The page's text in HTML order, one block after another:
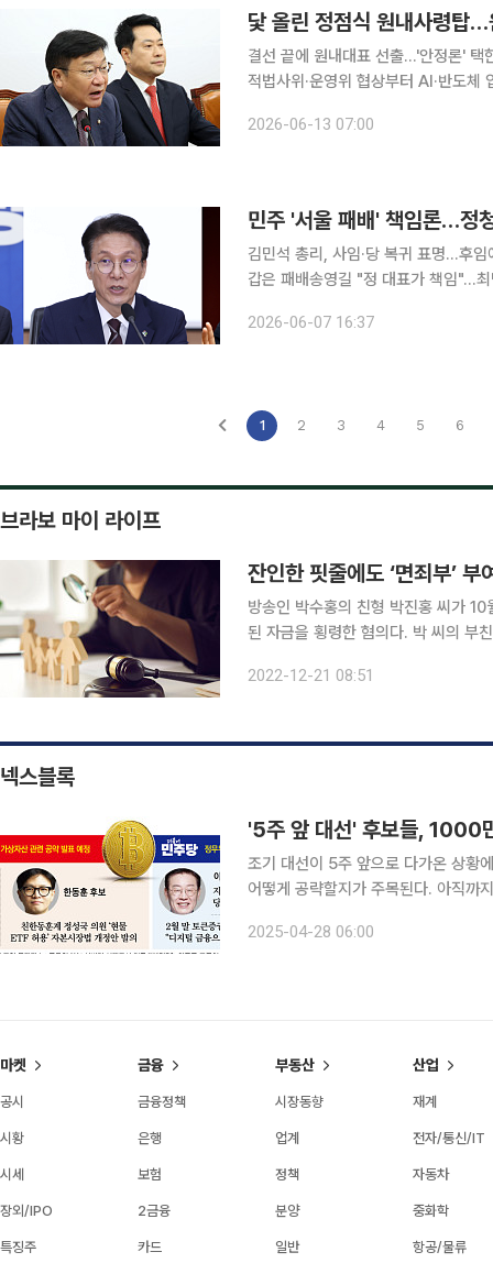
닻 올린 정점식 원내사령탑…
결선 끝에 원내대표 선출…'안정론' 택
적법사위·운영위 협상부터 AI·반도체 입법까지 '이중 시험
으로 향하고 있다. 지방선거 패배 수
2026-06-13 07:00
민주 '서울 패배' 책임론…정
김민석 총리, 사임·당 복귀 표명…후
갑은 패배송영길 "정 대표가 책임"…
는 전당대회로 옮겨갔다. 광역단체장
2026-06-07 16:37
1 2 3 4 5 6
브라보 마이 라이프
잔인한 핏줄에도 ‘면죄부’
방송인 박수홍의 친형 박진홍 씨가
된 자금을 횡령한 혐의다. 박 씨의 부
고, 친족 간 재산 범죄를 처벌하지 않
2022-12-21 08:51
넥스블록
조기 대선이 5주 앞으로 다가온 상황
어떻게 공략할지가 주목된다. 아직까
양새다. 27일 가상자산 업계에 따
2025-04-28 06:00
마켓
공시
시황
시세
장외/IPO
특징주
금융
금융정책
은행
보험
2금융
카드
부동산
시장동향
업계
정책
분양
일반
산업
재계
전자/통신/IT
자동차
중화학
항공/물류